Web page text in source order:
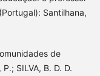
Santilhana,
de
SILVA, B. D. D.